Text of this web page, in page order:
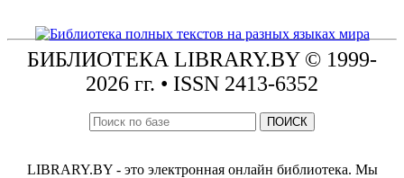
БИБЛИОТЕКА LIBRARY.BY © 1999-
2026 гг. • ISSN 2413-6352
ПОИСК
LIBRARY.BY - это электронная онлайн библиотека. Мы